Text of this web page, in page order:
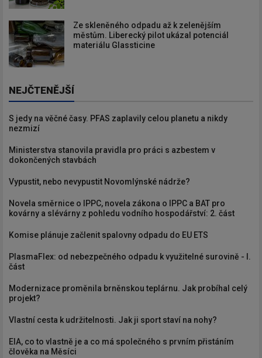
Ze skleněného odpadu až k zelenějším
městům. Liberecký pilot ukázal potenciál
materiálu Glassticine
NEJČTENĚJŠÍ
S jedy na věčné časy. PFAS zaplavily celou planetu a nikdy
nezmizí
Ministerstva stanovila pravidla pro práci s azbestem v
dokončených stavbách
Vypustit, nebo nevypustit Novomlýnské nádrže?
Novela směrnice o IPPC, novela zákona o IPPC a BAT pro
kovárny a slévárny z pohledu vodního hospodářství: 2. část
Komise plánuje začlenit spalovny odpadu do EU ETS
PlasmaFlex: od nebezpečného odpadu k využitelné surovině - I.
část
Modernizace proměnila brněnskou teplárnu. Jak probíhal celý
projekt?
Vlastní cesta k udržitelnosti. Jak ji sport staví na nohy?
EIA, co to vlastně je a co má společného s prvním přistáním
člověka na Měsíci